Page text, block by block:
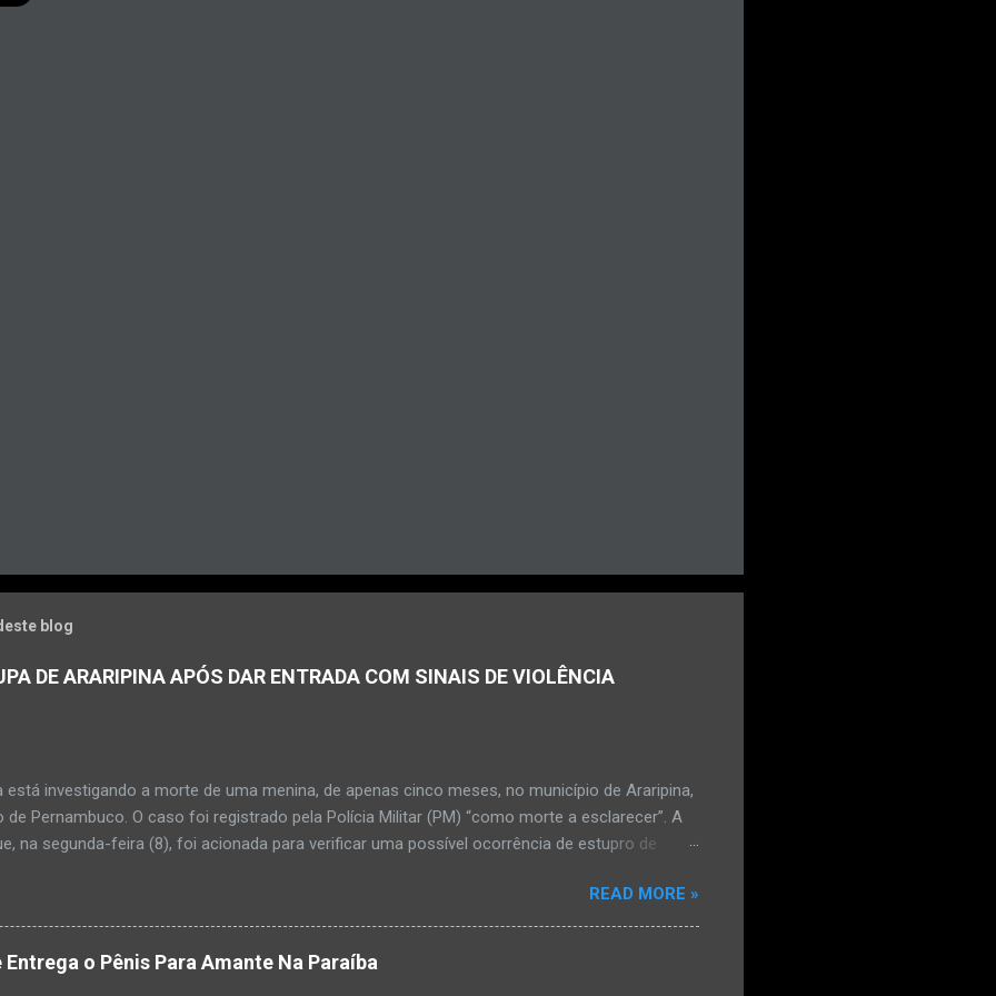
blog
DE ARARIPINA APÓS DAR ENTRADA COM SINAIS DE VIOLÊNCIA
está investigando a morte de uma menina, de apenas cinco meses, no município de Araripina,
de Pernambuco. O caso foi registrado pela Polícia Militar (PM) “como morte a esclarecer”. A
na segunda-feira (8), foi acionada para verificar uma possível ocorrência de estupro de
da PM mostra que, segundo informações passadas pela equipe médica, a vítima estava
de desidratação e desnutrição, além de apresentar ruptura anal e vaginal. Os pais
que a criança estava apresentando, desde sábado (6), alguns sinais de mal-estar. Segundo
pais só levaram a menina para UPA após uma piora no estado de saúde, na segunda-feira pela
READ MORE »
o Pênis Para Amante Na Paraíba